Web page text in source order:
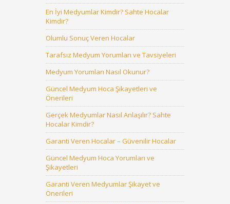
En İyi Medyumlar Kimdir? Sahte Hocalar
Kimdir?
Olumlu Sonuç Veren Hocalar
Tarafsız Medyum Yorumları ve Tavsiyeleri
Medyum Yorumları Nasıl Okunur?
Güncel Medyum Hoca Şikayetleri ve
Önerileri
Gerçek Medyumlar Nasıl Anlaşılır? Sahte
Hocalar Kimdir?
Garanti Veren Hocalar – Güvenilir Hocalar
Güncel Medyum Hoca Yorumları ve
Şikayetleri
Garanti Veren Medyumlar Şikayet ve
Önerileri